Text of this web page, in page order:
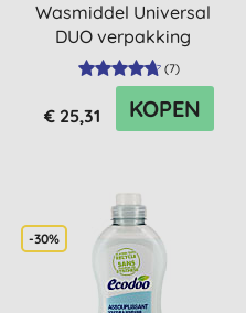
Wasmiddel Universal
DUO verpakking
(7)
€ 25,31 KOPEN
-30%